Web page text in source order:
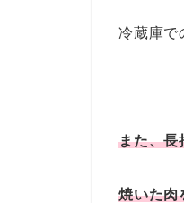
冷蔵庫で
また、長
焼いた肉